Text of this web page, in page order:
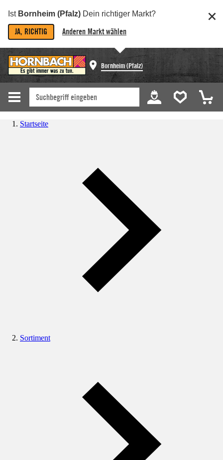
Ist Bornheim (Pfalz) Dein richtiger Markt?
JA, RICHTIG Anderen Markt wählen
Bornheim (Pfalz)
Startseite
Sortiment